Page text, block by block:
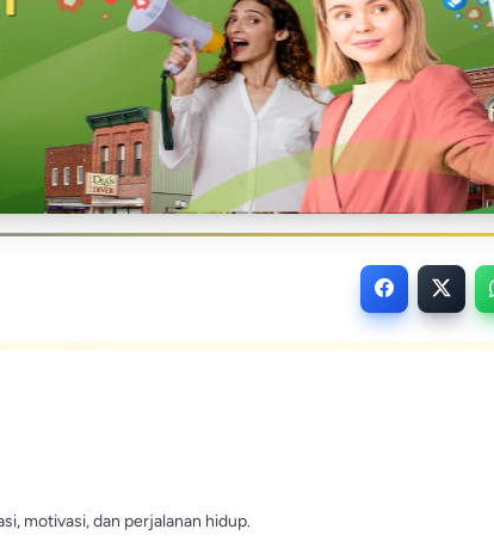
motivasi, dan perjalanan hidup.